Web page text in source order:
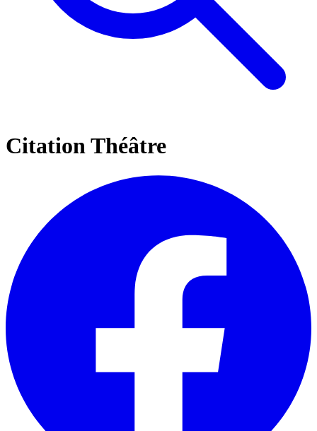
Citation Théâtre